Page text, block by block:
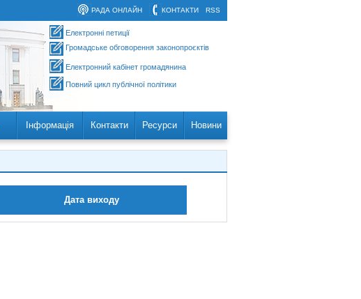
RSS
КОНТАКТИ
РАДА ОНЛАЙН
Електронні петиції
Громадське обговорення законопроєктів
Електронний кабінет громадянина
Повний цикл публічної політики
Інформація Контакти Ресурси Новини
Дата виходу